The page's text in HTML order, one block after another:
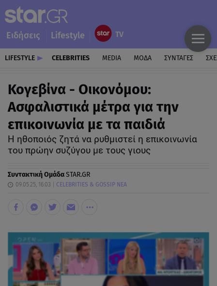
Ειδήσεις Lifestyle
LIFESTYLE CELEBRITIES MEDIA ΜΟΔΑ ΣΥΝΤΑΓΕΣ
Κογεβίνα - Οικονόμου:
Aσφαλιστικά μέτρα για την
επικοινωνία με τα παιδιά
Η ηθοποιός ζητά να ρυθμιστεί η επικοινωνία
του πρώην συζύγου με τους γιους
Συντακτική ΟμάδαSTAR.GR
09.05.25, 16:03 CELEBRITIES & GOSSIP ΝΕΑ